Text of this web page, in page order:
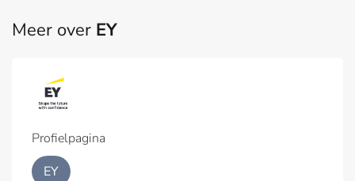
Meer over EY
Profielpagina
EY